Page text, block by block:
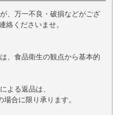
、万一不良・破損などがござ
絡くださいませ。
、食品衛生の観点から基本的
よる返品は、
合に限り承ります。